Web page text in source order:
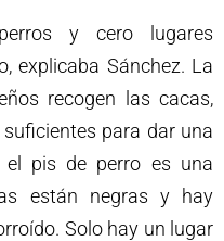
y cero lugares
explicaba Sánchez. La
recogen las cacas,
para dar una
pis de perro es una
están negras y hay
Solo hay un lugar